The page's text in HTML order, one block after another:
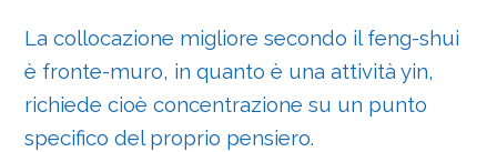
La collocazione migliore secondo il feng-shui
è fronte-muro, in quanto è una attività yin,
richiede cioè concentrazione su un punto
specifico del proprio pensiero.